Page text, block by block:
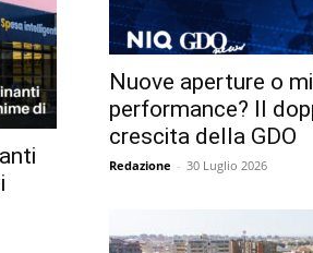
Nuove aperture o
performance? Il
crescita della GDO
Redazione - 30 Luglio 2026